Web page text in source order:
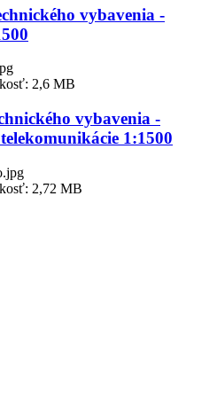
vybavenia -
2,6 MB
vybavenia -
1:1500
2,72 MB